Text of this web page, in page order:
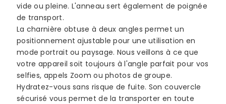
vide ou pleine. L'anneau sert également de poignée
de transport.
La charnière obtuse à deux angles permet un
positionnement ajustable pour une utilisation en
mode portrait ou paysage. Nous veillons à ce que
votre appareil soit toujours à l'angle parfait pour vos
selfies, appels Zoom ou photos de groupe.
Hydratez-vous sans risque de fuite. Son couvercle
sécurisé vous permet de la transporter en toute